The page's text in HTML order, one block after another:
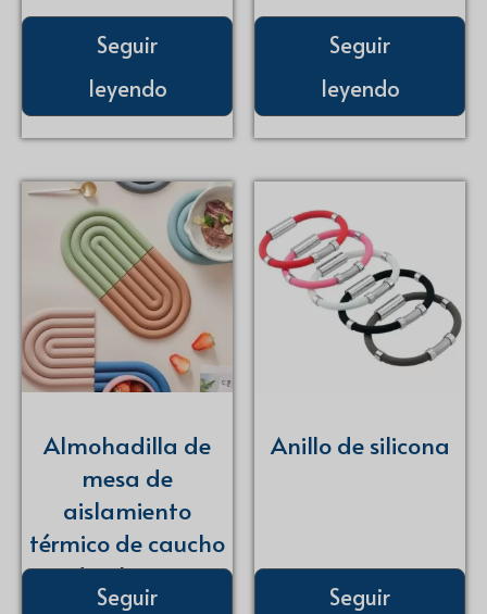
Seguir
leyendo
Seguir
leyendo
Almohadilla de
mesa de
aislamiento
térmico de caucho
de silicona
Seguir
Anillo de silicona
Seguir